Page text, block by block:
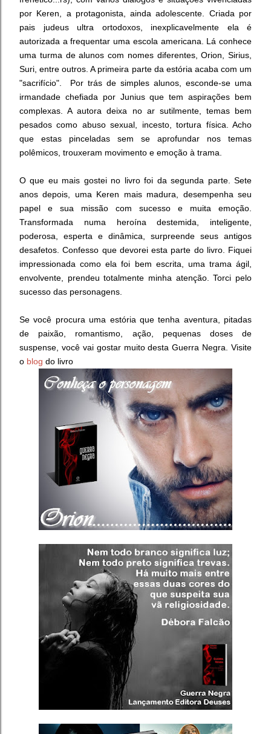
por Keren, a protagonista, ainda adolescente. Criada por
pais judeus ultra ortodoxos, inexplicavelmente ela é
autorizada a frequentar uma escola americana. Lá conhece
uma turma de alunos com nomes diferentes, Orion, Sirius,
Suri, entre outros. A primeira parte da estória acaba com um
"sacrifício". Por trás de simples alunos, esconde-se uma
irmandade chefiada por Junius que tem aspirações bem
complexas. A autora deixa no ar sutilmente, temas bem
pesados como abuso sexual, incesto, tortura física. Acho
que estas pinceladas sem se aprofundar nos temas
polêmicos, trouxeram movimento e emoção à trama.
O que eu mais gostei no livro foi da segunda parte. Sete
anos depois, uma Keren mais madura, desempenha seu
papel e sua missão com sucesso e muita emoção.
Transformada numa heroína destemida, inteligente,
poderosa, esperta e dinâmica, surpreende seus antigos
desafetos. Confesso que devorei esta parte do livro. Fiquei
impressionada como ela foi bem escrita, uma trama ágil,
envolvente, prendeu totalmente minha atenção. Torci pelo
sucesso das personagens.
Se você procura uma estória que tenha aventura, pitadas
de paixão, romantismo, ação, pequenas doses de
suspense, você vai gostar muito desta Guerra Negra. Visite
o blog do livro